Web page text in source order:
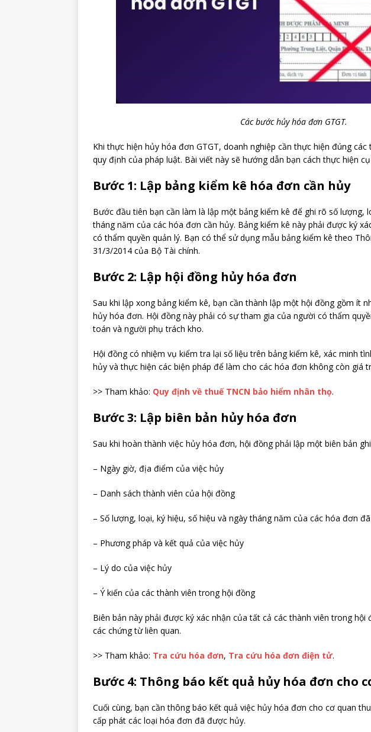
Các bước hủy hóa đơn GTGT.
Khi thực hiện hủy hóa đơn GTGT, doanh nghiệp cần thực hiện đúng
quy định của pháp luật. Bài viết này sẽ hướng dẫn bạn cách thực hiện
Bước 1: Lập bảng kiểm kê hóa đơn cần hủy
Bước đầu tiên bạn cần làm là lập một bảng kiểm kê để ghi rõ số lượng,
tháng năm của các hóa đơn cần hủy. Bảng kiểm kê này phải được ký
có thẩm quyền quản lý. Bạn có thể sử dụng mẫu bảng kiểm kê theo
31/3/2014 của Bộ Tài chính.
Bước 2: Lập hội đồng hủy hóa đơn
Sau khi lập xong bảng kiểm kê, bạn cần thành lập một hội đồng gồm ít
hủy hóa đơn. Hội đồng này phải có sự tham gia của người có thẩm
toán và người phụ trách kho.
Hội đồng có nhiệm vụ kiểm tra lại số liệu trên bảng kiểm kê, xác minh
hủy và thực hiện các biện pháp để làm cho các hóa đơn không còn giá
>> Tham khảo: Quy định về thuế TNCN bảo hiểm nhân thọ.
Bước 3: Lập biên bản hủy hóa đơn
Sau khi hoàn thành việc hủy hóa đơn, hội đồng phải lập một biên bản
– Ngày giờ, địa điểm của việc hủy
– Danh sách thành viên của hội đồng
– Số lượng, loại, ký hiệu, số hiệu và ngày tháng năm của các hóa đơn
– Phương pháp và kết quả của việc hủy
– Lý do của việc hủy
– Ý kiến của các thành viên trong hội đồng
Biên bản này phải được ký xác nhận của tất cả các thành viên trong
các chứng từ liên quan.
>> Tham khảo: Tra cứu hóa đơn, Tra cứu hóa đơn điện tử.
Bước 4: Thông báo kết quả hủy hóa đơn cho
Cuối cùng, bạn cần thông báo kết quả việc hủy hóa đơn cho cơ quan
cấp phát các loại hóa đơn đã được hủy.